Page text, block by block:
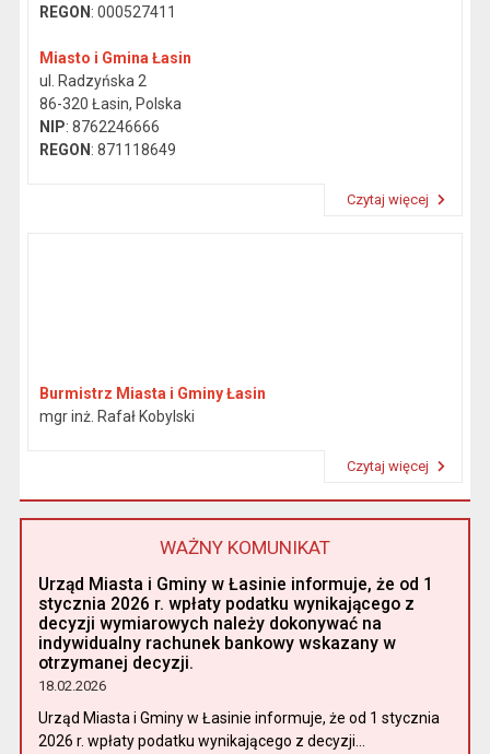
REGON : 000527411
Miasto i Gmina Łasin
ul. Radzyńska 2
86-320 Łasin, Polska
NIP: 8762246666
REGON : 871118649
Czytaj więcej
Burmistrz Miasta i Gminy Łasin
mgr inż. Rafał Kobylski
Czytaj więcej
WAŻNY KOMUNIKAT
Urząd Miasta i Gminy w Łasinie informuje, że od 1
stycznia 2026 r. wpłaty podatku wynikającego z
decyzji wymiarowych należy dokonywać na
indywidualny rachunek bankowy wskazany w
otrzymanej decyzji.
18.02.2026
Urząd Miasta i Gminy w Łasinie informuje, że od 1 stycznia
2026 r. wpłaty podatku wynikającego z decyzji...